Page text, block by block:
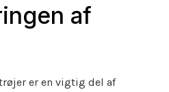
af
er en vigtig del af